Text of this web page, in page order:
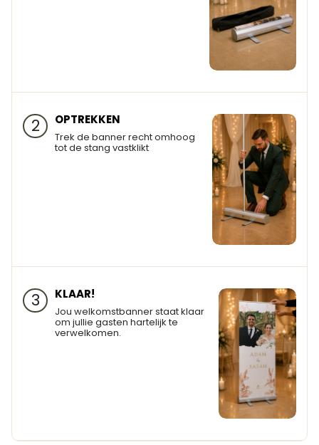
2 OPTREKKEN
Trek de banner recht omhoog
tot de stang vastklikt
3 KLAAR!
Jou welkomstbanner staat klaar
om jullie gasten hartelijk te
verwelkomen.